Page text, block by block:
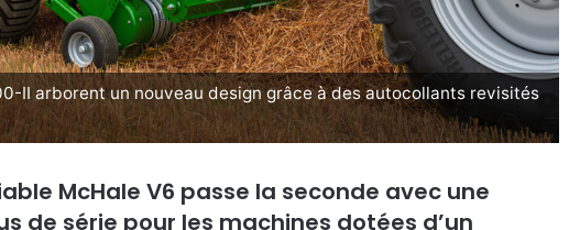
II arborent un nouveau design grâce à des autocollants revisités
McHale V6 passe la seconde avec une
de série pour les machines dotées d’un